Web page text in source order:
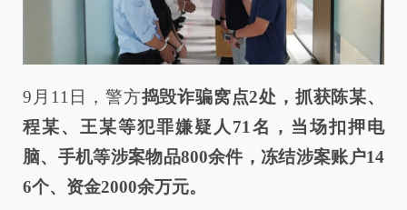
9月11日，警方捣毁诈骗窝点2处， 抓获陈某、
程某、王某等犯罪嫌疑人71名，当场扣押电
脑、手机等涉案物品800余件，冻结涉案账户14
6个、资金2000余万元。